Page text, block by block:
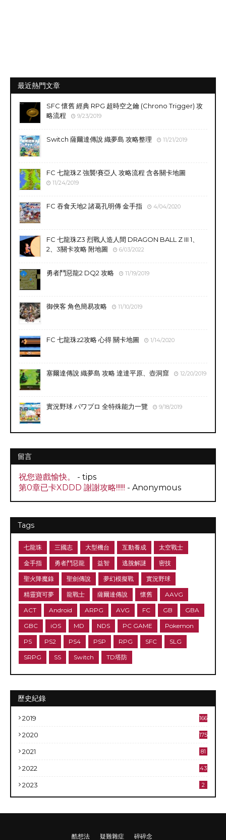
最近熱門文章
SFC 懷舊 經典 RPG 超時空之鑰 (Chrono Trigger) 攻
略流程
9/23/2019
Switch 薩爾達傳說 織夢島 攻略整理 11/21/2019
FC 七龍珠Z 強襲!賽亞人 攻略流程 含各關卡地圖
11/24/2019
FC 吞食天地2 諸葛孔明傳 金手指 4/04/2020
FC 七龍珠Z3 烈戰人造人間 DRAGON BALL Z III 1、
2、3關卡攻略 附地圖
6/03/2022
勇者鬥惡龍2 DQ2 攻略 11/19/2019
御俠客 角色簡易攻略 11/10/2019
FC 七龍珠z2攻略 心得 關卡地圖 1/14/2020
塞爾達傳說 織夢島 攻略 達達平原、壺洞窟 12/20/2019
實況野球 パワプロ 全特殊能力一覽 9/18/2019
留言
祝您遊戲愉快。
- tips
第0章已卡XDDD 謝謝攻略!!!!!! - Anonymous
Tags
七龍珠 三國志 大型機台 互動養成 太空戰士
金手指 勇者鬥惡龍 益智 逃脫解謎 密技
聖火降魔錄 聖劍傳說 夢幻模擬戰 實況野球
精靈寶可夢 龍戰士 薩爾達傳說 懷舊 AAVG
ACT Android ARPG AVG FC GB GBA
GBC iOS MD NDS PC GAME Pokemon
PS PS2 PS4 PSP RPG SFC SLG
SRPG SS Switch TD塔防
歷史紀錄
2019 166
2020 175
2021 81
2022 43
2023 2
酷想法 疑難雜症 碎碎念